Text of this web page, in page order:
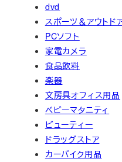
dvd
スポーツ＆アウトド
PCソフト
家電カメラ
食品飲料
楽器
文房具オフィス用品
ベビーマタニティ
ビューティー
ドラッグストア
カーバイク用品